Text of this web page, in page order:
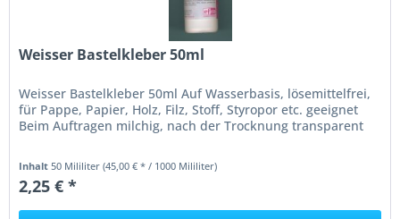
Weisser Bastelkleber 50ml
Weisser Bastelkleber 50ml Auf Wasserbasis, lösemittelfrei,
für Pappe, Papier, Holz, Filz, Stoff, Styropor etc. geeignet
Beim Auftragen milchig, nach der Trocknung transparent
Inhalt50 Mililiter(45,00 € * / 1000 Mililiter)
2,25 € *